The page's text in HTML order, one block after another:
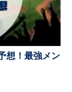
想！最強メン